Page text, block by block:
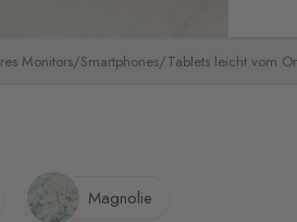
Monitors/Smartphones/Tablets leicht vom
Magnolie